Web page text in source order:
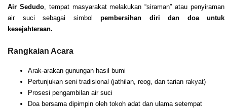
Air Sedudo, tempat masyarakat melakukan “siraman” atau penyiraman
air suci sebagai simbol pembersihan diri dan doa untuk
kesejahteraan.
Rangkaian Acara
Arak-arakan gunungan hasil bumi
Pertunjukan seni tradisional (jathilan, reog, dan tarian rakyat)
Prosesi pengambilan air suci
Doa bersama dipimpin oleh tokoh adat dan ulama setempat